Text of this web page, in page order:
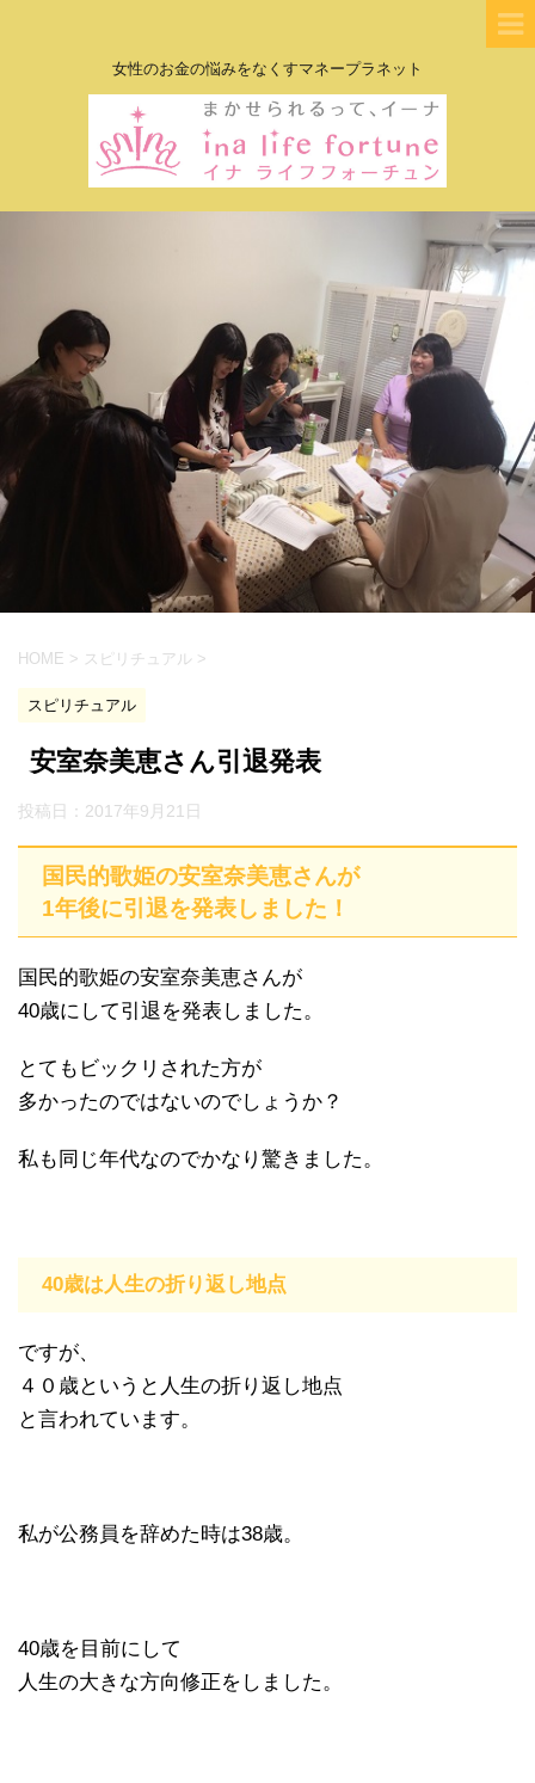
女性のお金の悩みをなくすマネープラネット
HOME > スピリチュアル >
スピリチュアル
安室奈美恵さん引退発表
投稿日： 2017年9月21日
国民的歌姫の安室奈美恵さんが
1年後に引退を発表しました！
国民的歌姫の安室奈美恵さんが
40歳にして引退を発表しました。
とてもビックリされた方が
多かったのではないのでしょうか？
私も同じ年代なのでかなり驚きました。
40歳は人生の折り返し地点
ですが、
４０歳というと人生の折り返し地点
と言われています。
私が公務員を辞めた時は38歳。
40歳を目前にして
人生の大きな方向修正をしました。